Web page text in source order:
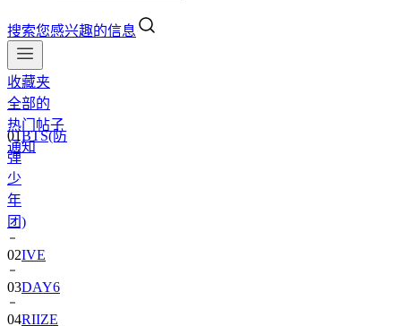
搜索您感兴趣的信息
收藏夹
全部的
热门帖子
通知
01BTS(防
弹
少
年
团)
02IVE
03DAY6
04RIIZE
05NCT